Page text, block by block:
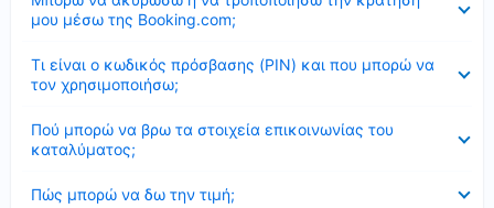
μου μέσω της Booking.com;
Τι είναι ο κωδικός πρόσβασης (PIN) και που μπορώ να
τον χρησιμοποιήσω;
Πού μπορώ να βρω τα στοιχεία επικοινωνίας του
καταλύματος;
Πώς μπορώ να δω την τιμή;